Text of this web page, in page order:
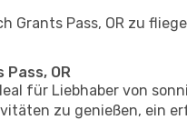
Grants Pass, OR zu
Pass, OR
für Liebhaber von
zu genießen, ein